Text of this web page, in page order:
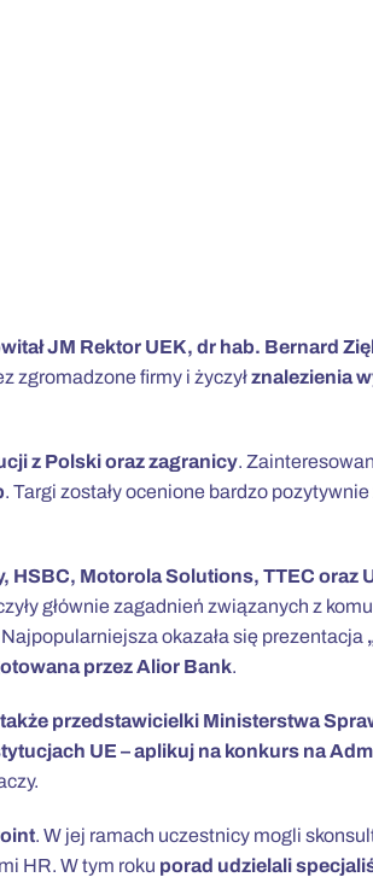
JM Rektor UEK, dr hab. Bernard
zgromadzone firmy i życzyłznalezienia
z Polski oraz zagranicy.
. Targi zostały ocenione bardzo
HSBC, Motorola Solutions, TTEC oraz
głównie zagadnień związanych z
okazała się prezentacja
przez Alior Bank.
przedstawicielki Ministerstwa
UE – aplikuj na konkurs na
. W jej ramach uczestnicy mogli
HR. W tym roku porad udzielali